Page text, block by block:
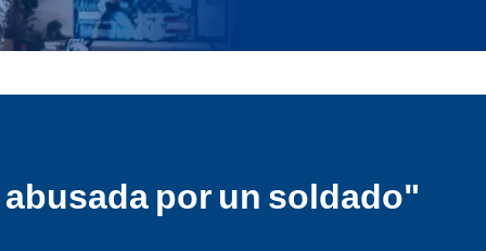
por un soldado"